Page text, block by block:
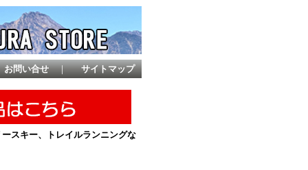
お問い合せ ｜ サイトマップ
スキー、トレイルランニングな